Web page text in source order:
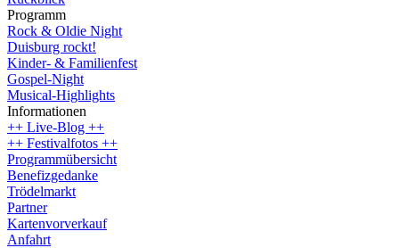
Programm
Rock & Oldie Night
Duisburg rockt!
Kinder- & Familienfest
Gospel-Night
Musical-Highlights
Informationen
++ Live-Blog ++
++ Festivalfotos ++
Programmübersicht
Benefizgedanke
Trödelmarkt
Partner
Kartenvorverkauf
Anfahrt